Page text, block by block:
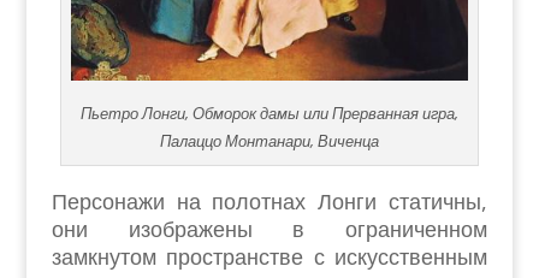
Пьетро Лонги, Обморок дамы или Прерванная игра,
Палаццо Монтанари, Виченца
Персонажи на полотнах Лонги статичны,
они изображены в ограниченном
замкнутом пространстве с искусственным